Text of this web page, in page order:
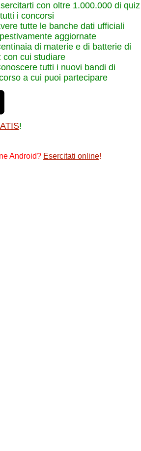
con oltre 1.000.000 di quiz
i concorsi
tutte le banche dati ufficiali
aggiornate
di materie e di batterie di
con cui studiare
tutti i nuovi bandi di
a cui puoi partecipare
!
Android? Esercitati online!